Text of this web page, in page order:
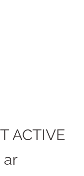
ACTIVE
ar